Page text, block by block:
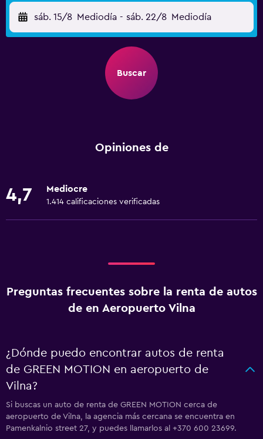
sáb. 15/8 Mediodía - sáb. 22/8 Mediodía
Buscar
Opiniones de
4,7 Mediocre
1.414 calificaciones verificadas
Preguntas frecuentes sobre la renta de autos
de en Aeropuerto Vilna
¿Dónde puedo encontrar autos de renta
de GREEN MOTION en aeropuerto de
Vilna?
Si buscas un auto de renta de GREEN MOTION cerca de
aeropuerto de Vilna, la agencia más cercana se encuentra en
Pamenkalnio street 27, y puedes llamarlos al +370 600 23699.